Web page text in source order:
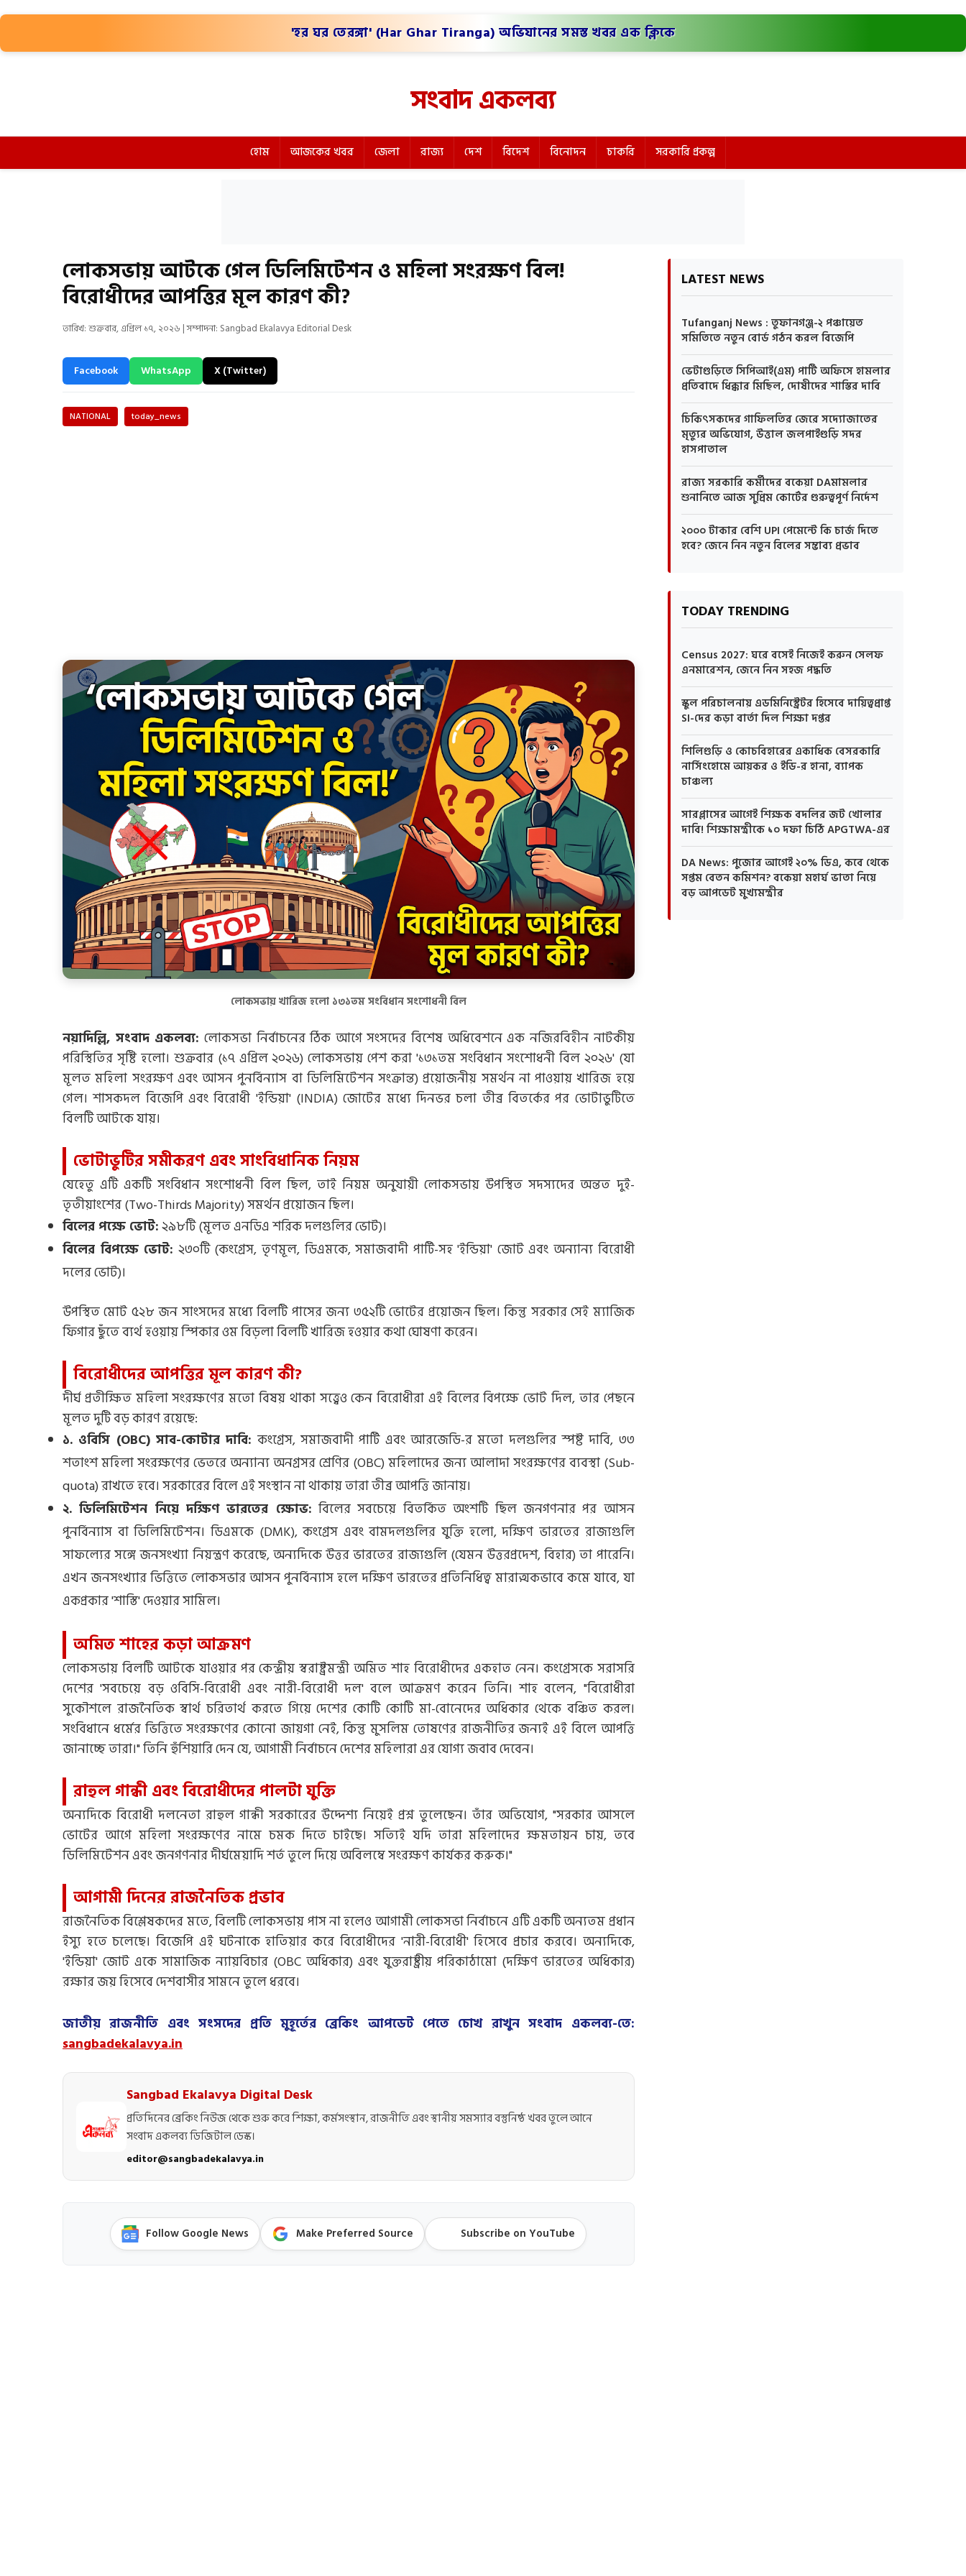
'হর ঘর তেরঙ্গা' (Har Ghar Tiranga) অভিযানের সমস্ত খবর এক ক্লিকে
সংবাদ একলব্য
হোম আজকের খবর জেলা রাজ্য দেশ বিদেশ বিনোদন চাকরি সরকারি প্রকল্প
লোকসভায় আটকে গেল ডিলিমিটেশন ও মহিলা সংরক্ষণ বিল!
বিরোধীদের আপত্তির মূল কারণ কী?
তারিখ: শুক্রবার, এপ্রিল ১৭, ২০২৬ | সম্পাদনা: Sangbad Ekalavya Editorial Desk
Facebook WhatsApp X (Twitter)
NATIONAL today_news
লোকসভায় খারিজ হলো ১৩১তম সংবিধান সংশোধনী বিল
নয়াদিল্লি, সংবাদ একলব্য: লোকসভা নির্বাচনের ঠিক আগে সংসদের বিশেষ অধিবেশনে এক নজিরবিহীন নাটকীয়
পরিস্থিতির সৃষ্টি হলো। শুক্রবার (১৭ এপ্রিল ২০২৬) লোকসভায় পেশ করা '১৩১তম সংবিধান সংশোধনী বিল ২০২৬' (যা
মূলত মহিলা সংরক্ষণ এবং আসন পুনর্বিন্যাস বা ডিলিমিটেশন সংক্রান্ত) প্রয়োজনীয় সমর্থন না পাওয়ায় খারিজ হয়ে
গেল। শাসকদল বিজেপি এবং বিরোধী 'ইন্ডিয়া' (INDIA) জোটের মধ্যে দিনভর চলা তীব্র বিতর্কের পর ভোটাভুটিতে
বিলটি আটকে যায়।
ভোটাভুটির সমীকরণ এবং সাংবিধানিক নিয়ম
যেহেতু এটি একটি সংবিধান সংশোধনী বিল ছিল, তাই নিয়ম অনুযায়ী লোকসভায় উপস্থিত সদস্যদের অন্তত দুই-
তৃতীয়াংশের (Two-Thirds Majority) সমর্থন প্রয়োজন ছিল।
বিলের পক্ষে ভোট:২৯৮টি (মূলত এনডিএ শরিক দলগুলির ভোট)।
বিলের বিপক্ষে ভোট: ২৩০টি (কংগ্রেস, তৃণমূল, ডিএমকে, সমাজবাদী পার্টি-সহ 'ইন্ডিয়া' জোট এবং অন্যান্য বিরোধী
দলের ভোট)।
উপস্থিত মোট ৫২৮ জন সাংসদের মধ্যে বিলটি পাসের জন্য ৩৫২টি ভোটের প্রয়োজন ছিল। কিন্তু সরকার সেই ম্যাজিক
ফিগার ছুঁতে ব্যর্থ হওয়ায় স্পিকার ওম বিড়লা বিলটি খারিজ হওয়ার কথা ঘোষণা করেন।
বিরোধীদের আপত্তির মূল কারণ কী?
দীর্ঘ প্রতীক্ষিত মহিলা সংরক্ষণের মতো বিষয় থাকা সত্ত্বেও কেন বিরোধীরা এই বিলের বিপক্ষে ভোট দিল, তার পেছনে
মূলত দুটি বড় কারণ রয়েছে:
১. ওবিসি (OBC) সাব-কোটার দাবি: কংগ্রেস, সমাজবাদী পার্টি এবং আরজেডি-র মতো দলগুলির স্পষ্ট দাবি, ৩৩
শতাংশ মহিলা সংরক্ষণের ভেতরে অন্যান্য অনগ্রসর শ্রেণির (OBC) মহিলাদের জন্য আলাদা সংরক্ষণের ব্যবস্থা (Sub-
quota) রাখতে হবে। সরকারের বিলে এই সংস্থান না থাকায় তারা তীব্র আপত্তি জানায়।
২. ডিলিমিটেশন নিয়ে দক্ষিণ ভারতের ক্ষোভ: বিলের সবচেয়ে বিতর্কিত অংশটি ছিল জনগণনার পর আসন
পুনর্বিন্যাস বা ডিলিমিটেশন। ডিএমকে (DMK), কংগ্রেস এবং বামদলগুলির যুক্তি হলো, দক্ষিণ ভারতের রাজ্যগুলি
সাফল্যের সঙ্গে জনসংখ্যা নিয়ন্ত্রণ করেছে, অন্যদিকে উত্তর ভারতের রাজ্যগুলি (যেমন উত্তরপ্রদেশ, বিহার) তা পারেনি।
এখন জনসংখ্যার ভিত্তিতে লোকসভার আসন পুনর্বিন্যাস হলে দক্ষিণ ভারতের প্রতিনিধিত্ব মারাত্মকভাবে কমে যাবে, যা
একপ্রকার 'শাস্তি' দেওয়ার সামিল।
অমিত শাহের কড়া আক্রমণ
লোকসভায় বিলটি আটকে যাওয়ার পর কেন্দ্রীয় স্বরাষ্ট্রমন্ত্রী অমিত শাহ বিরোধীদের একহাত নেন। কংগ্রেসকে সরাসরি
দেশের 'সবচেয়ে বড় ওবিসি-বিরোধী এবং নারী-বিরোধী দল' বলে আক্রমণ করেন তিনি। শাহ বলেন, "বিরোধীরা
সুকৌশলে রাজনৈতিক স্বার্থ চরিতার্থ করতে গিয়ে দেশের কোটি কোটি মা-বোনেদের অধিকার থেকে বঞ্চিত করল।
সংবিধানে ধর্মের ভিত্তিতে সংরক্ষণের কোনো জায়গা নেই, কিন্তু মুসলিম তোষণের রাজনীতির জন্যই এই বিলে আপত্তি
জানাচ্ছে তারা।" তিনি হুঁশিয়ারি দেন যে, আগামী নির্বাচনে দেশের মহিলারা এর যোগ্য জবাব দেবেন।
রাহুল গান্ধী এবং বিরোধীদের পালটা যুক্তি
অন্যদিকে বিরোধী দলনেতা রাহুল গান্ধী সরকারের উদ্দেশ্য নিয়েই প্রশ্ন তুলেছেন। তাঁর অভিযোগ, "সরকার আসলে
ভোটের আগে মহিলা সংরক্ষণের নামে চমক দিতে চাইছে। সত্যিই যদি তারা মহিলাদের ক্ষমতায়ন চায়, তবে
ডিলিমিটেশন এবং জনগণনার দীর্ঘমেয়াদি শর্ত তুলে দিয়ে অবিলম্বে সংরক্ষণ কার্যকর করুক।"
আগামী দিনের রাজনৈতিক প্রভাব
রাজনৈতিক বিশ্লেষকদের মতে, বিলটি লোকসভায় পাস না হলেও আগামী লোকসভা নির্বাচনে এটি একটি অন্যতম প্রধান
ইস্যু হতে চলেছে। বিজেপি এই ঘটনাকে হাতিয়ার করে বিরোধীদের 'নারী-বিরোধী' হিসেবে প্রচার করবে। অন্যদিকে,
'ইন্ডিয়া' জোট একে সামাজিক ন্যায়বিচার (OBC অধিকার) এবং যুক্তরাষ্ট্রীয় পরিকাঠামো (দক্ষিণ ভারতের অধিকার)
রক্ষার জয় হিসেবে দেশবাসীর সামনে তুলে ধরবে।
জাতীয় রাজনীতি এবং সংসদের প্রতি মুহূর্তের ব্রেকিং আপডেট পেতে চোখ রাখুন সংবাদ একলব্য-তে:
sangbadekalavya.in
Sangbad Ekalavya Digital Desk
প্রতিদিনের ব্রেকিং নিউজ থেকে শুরু করে শিক্ষা, কর্মসংস্থান, রাজনীতি এবং স্থানীয় সমস্যার বস্তুনিষ্ঠ খবর তুলে আনে
সংবাদ একলব্য ডিজিটাল ডেস্ক।
editor@sangbadekalavya.in
Follow Google News Make Preferred Source Subscribe on YouTube
LATEST NEWS
Tufanganj News : তুফানগঞ্জ-২ পঞ্চায়েত
সমিতিতে নতুন বোর্ড গঠন করল বিজেপি
ভেটাগুড়িতে সিপিআই(এম) পার্টি অফিসে হামলার
প্রতিবাদে ধিক্কার মিছিল, দোষীদের শাস্তির দাবি
চিকিৎসকদের গাফিলতির জেরে সদ্যোজাতের
মৃত্যুর অভিযোগ, উত্তাল জলপাইগুড়ি সদর
হাসপাতাল
রাজ্য সরকারি কর্মীদের বকেয়া DAমামলার
শুনানিতে আজ সুপ্রিম কোর্টের গুরুত্বপূর্ণ নির্দেশ
২০০০ টাকার বেশি UPI পেমেন্টে কি চার্জ দিতে
হবে? জেনে নিন নতুন বিলের সম্ভাব্য প্রভাব
TODAY TRENDING
Census 2027: ঘরে বসেই নিজেই করুন সেলফ
এনমারেশন, জেনে নিন সহজ পদ্ধতি
স্কুল পরিচালনায় এডমিনিস্ট্রেটর হিসেবে দায়িত্বপ্রাপ্ত
SI-দের কড়া বার্তা দিল শিক্ষা দপ্তর
শিলিগুড়ি ও কোচবিহারের একাধিক বেসরকারি
নার্সিংহোমে আয়কর ও ইডি-র হানা, ব্যাপক
চাঞ্চল্য
সারপ্লাসের আগেই শিক্ষক বদলির জট খোলার
দাবি! শিক্ষামন্ত্রীকে ১০ দফা চিঠি APGTWA-এর
DA News: পুজোর আগেই ২০% ডিএ, কবে থেকে
সপ্তম বেতন কমিশন? বকেয়া মহার্ঘ ভাতা নিয়ে
বড় আপডেট মুখ্যমন্ত্রীর